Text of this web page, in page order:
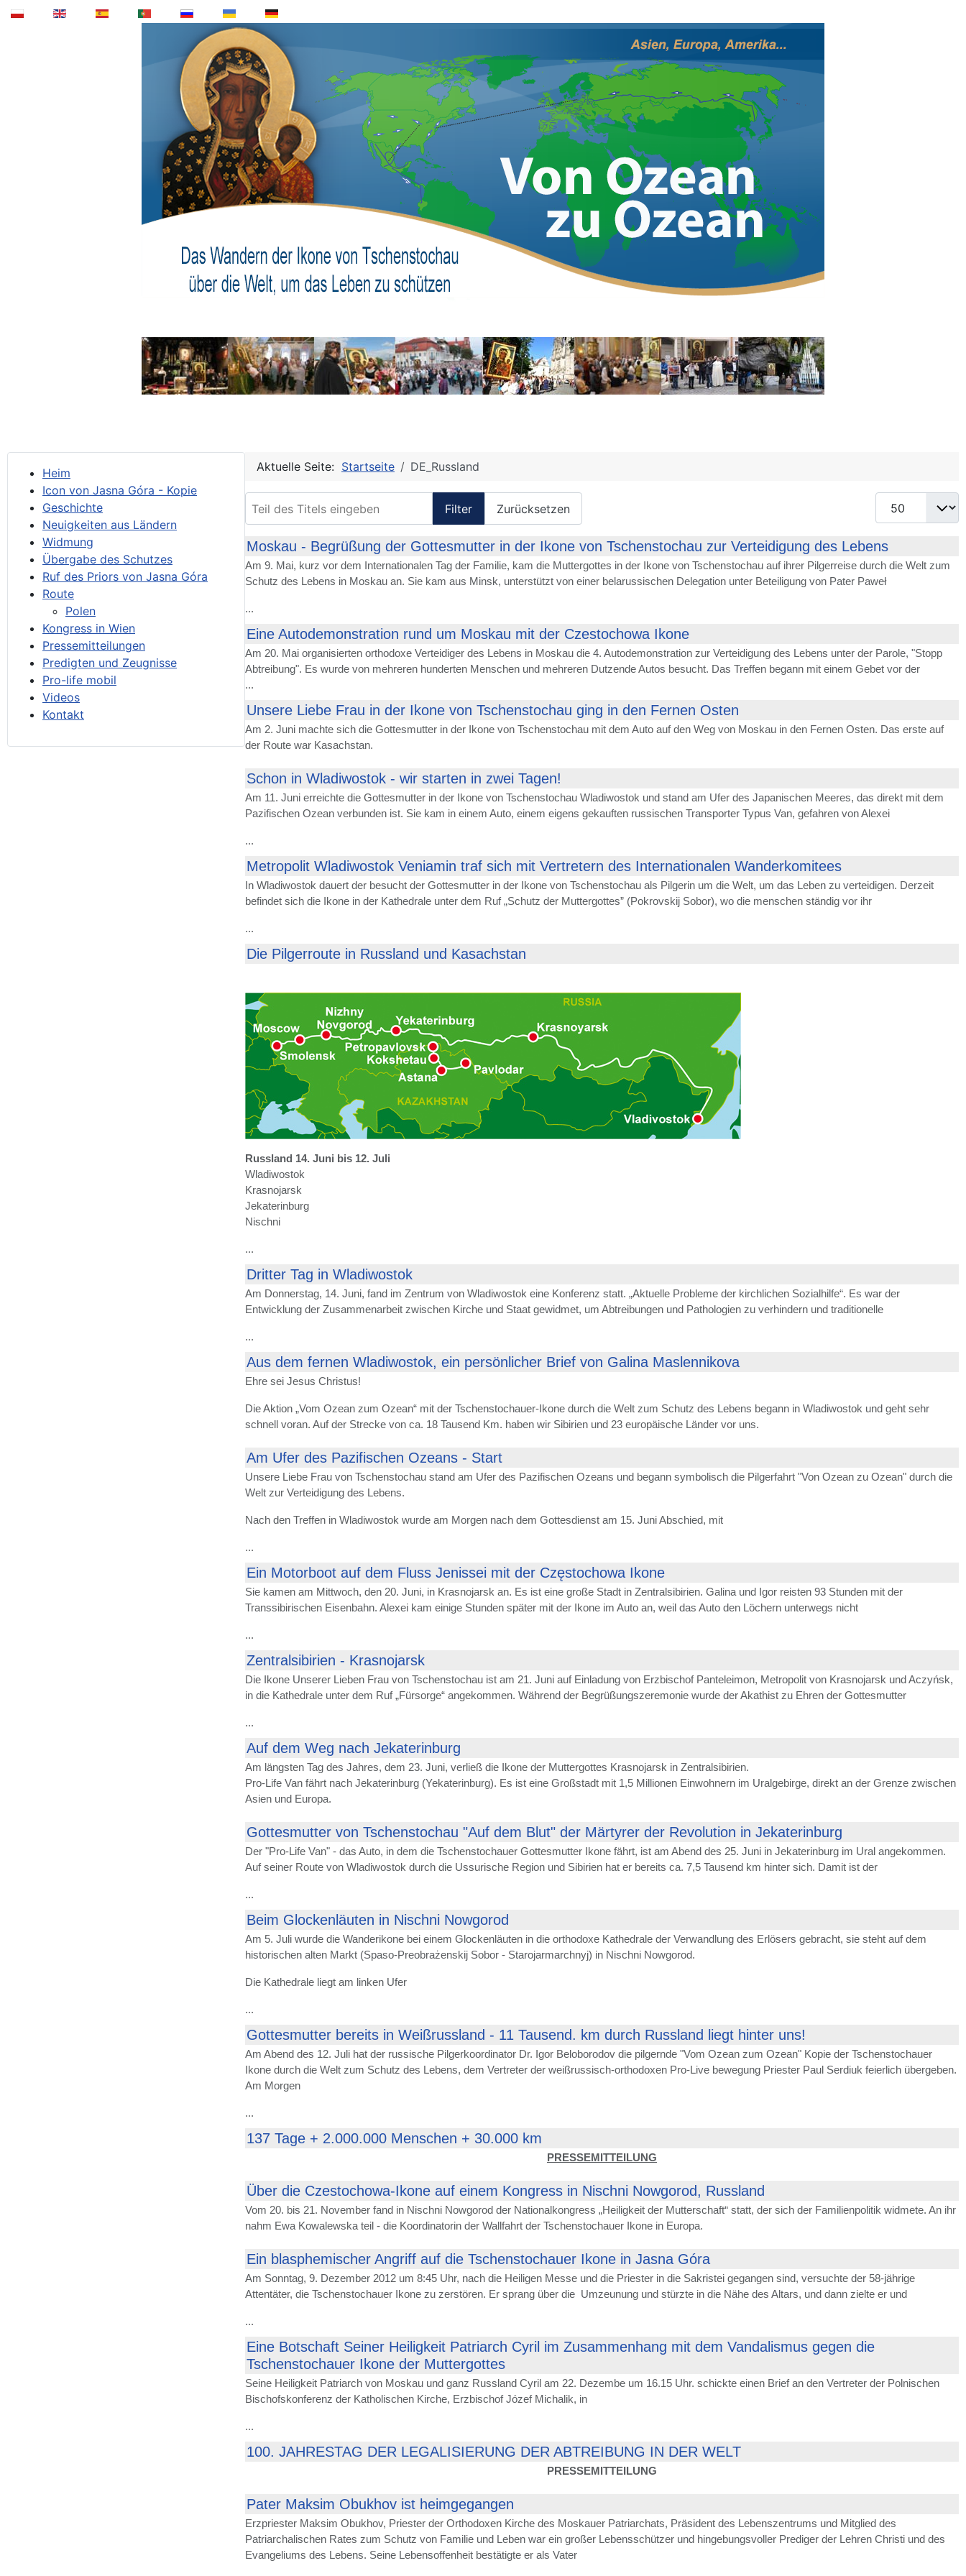
Heim
Icon von Jasna Góra - Kopie
Geschichte
Neuigkeiten aus Ländern
Widmung
Übergabe des Schutzes
Ruf des Priors von Jasna Góra
Route
Polen
Kongress in Wien
Pressemitteilungen
Predigten und Zeugnisse
Pro-life mobil
Videos
Kontakt
Aktuelle Seite: Startseite DE_Russland
Filter Zurücksetzen
Anzeige #
Moskau - Begrüßung der Gottesmutter in der Ikone von Tschenstochau zur Verteidigung des Lebens
Am 9. Mai, kurz vor dem Internationalen Tag der Familie, kam die Muttergottes in der Ikone von Tschenstochau auf ihrer Pilgerreise durch die Welt zum
Schutz des Lebens in Moskau an. Sie kam aus Minsk, unterstützt von einer belarussischen Delegation unter Beteiligung von Pater Paweł
...
Eine Autodemonstration rund um Moskau mit der Czestochowa Ikone
Am 20. Mai organisierten orthodoxe Verteidiger des Lebens in Moskau die 4. Autodemonstration zur Verteidigung des Lebens unter der Parole, "Stopp
Abtreibung". Es wurde von mehreren hunderten Menschen und mehreren Dutzende Autos besucht. Das Treffen begann mit einem Gebet vor der
...
Unsere Liebe Frau in der Ikone von Tschenstochau ging in den Fernen Osten
Am 2. Juni machte sich die Gottesmutter in der Ikone von Tschenstochau mit dem Auto auf den Weg von Moskau in den Fernen Osten. Das erste auf
der Route war Kasachstan.
Schon in Wladiwostok - wir starten in zwei Tagen!
Am 11. Juni erreichte die Gottesmutter in der Ikone von Tschenstochau Wladiwostok und stand am Ufer des Japanischen Meeres, das direkt mit dem
Pazifischen Ozean verbunden ist. Sie kam in einem Auto, einem eigens gekauften russischen Transporter Typus Van, gefahren von Alexei
...
Metropolit Wladiwostok Veniamin traf sich mit Vertretern des Internationalen Wanderkomitees
In Wladiwostok dauert der besucht der Gottesmutter in der Ikone von Tschenstochau als Pilgerin um die Welt, um das Leben zu verteidigen. Derzeit
befindet sich die Ikone in der Kathedrale unter dem Ruf „Schutz der Muttergottes” (Pokrovskij Sobor), wo die menschen ständig vor ihr
...
Die Pilgerroute in Russland und Kasachstan
Russland 14. Juni bis 12. Juli
Wladiwostok
Krasnojarsk
Jekaterinburg
Nischni
...
Dritter Tag in Wladiwostok
Am Donnerstag, 14. Juni, fand im Zentrum von Wladiwostok eine Konferenz statt. „Aktuelle Probleme der kirchlichen Sozialhilfe“. Es war der
Entwicklung der Zusammenarbeit zwischen Kirche und Staat gewidmet, um Abtreibungen und Pathologien zu verhindern und traditionelle
...
Aus dem fernen Wladiwostok, ein persönlicher Brief von Galina Maslennikova
Ehre sei Jesus Christus!
Die Aktion „Vom Ozean zum Ozean“ mit der Tschenstochauer-Ikone durch die Welt zum Schutz des Lebens begann in Wladiwostok und geht sehr
schnell voran. Auf der Strecke von ca. 18 Tausend Km. haben wir Sibirien und 23 europäische Länder vor uns.
Am Ufer des Pazifischen Ozeans - Start
Unsere Liebe Frau von Tschenstochau stand am Ufer des Pazifischen Ozeans und begann symbolisch die Pilgerfahrt "Von Ozean zu Ozean" durch die
Welt zur Verteidigung des Lebens.
Nach den Treffen in Wladiwostok wurde am Morgen nach dem Gottesdienst am 15. Juni Abschied, mit
...
Ein Motorboot auf dem Fluss Jenissei mit der Częstochowa Ikone
Sie kamen am Mittwoch, den 20. Juni, in Krasnojarsk an. Es ist eine große Stadt in Zentralsibirien. Galina und Igor reisten 93 Stunden mit der
Transsibirischen Eisenbahn. Alexei kam einige Stunden später mit der Ikone im Auto an, weil das Auto den Löchern unterwegs nicht
...
Zentralsibirien - Krasnojarsk
Die Ikone Unserer Lieben Frau von Tschenstochau ist am 21. Juni auf Einladung von Erzbischof Panteleimon, Metropolit von Krasnojarsk und Aczyńsk,
in die Kathedrale unter dem Ruf „Fürsorge“ angekommen. Während der Begrüßungszeremonie wurde der Akathist zu Ehren der Gottesmutter
...
Auf dem Weg nach Jekaterinburg
Am längsten Tag des Jahres, dem 23. Juni, verließ die Ikone der Muttergottes Krasnojarsk in Zentralsibirien.
Pro-Life Van fährt nach Jekaterinburg (Yekaterinburg). Es ist eine Großstadt mit 1,5 Millionen Einwohnern im Uralgebirge, direkt an der Grenze zwischen
Asien und Europa.
Gottesmutter von Tschenstochau "Auf dem Blut" der Märtyrer der Revolution in Jekaterinburg
Der "Pro-Life Van" - das Auto, in dem die Tschenstochauer Gottesmutter Ikone fährt, ist am Abend des 25. Juni in Jekaterinburg im Ural angekommen.
Auf seiner Route von Wladiwostok durch die Ussurische Region und Sibirien hat er bereits ca. 7,5 Tausend km hinter sich. Damit ist der
...
Beim Glockenläuten in Nischni Nowgorod
Am 5. Juli wurde die Wanderikone bei einem Glockenläuten in die orthodoxe Kathedrale der Verwandlung des Erlösers gebracht, sie steht auf dem
historischen alten Markt (Spaso-Preobrażenskij Sobor - Starojarmarchnyj) in Nischni Nowgorod.
Die Kathedrale liegt am linken Ufer
...
Gottesmutter bereits in Weißrussland - 11 Tausend. km durch Russland liegt hinter uns!
Am Abend des 12. Juli hat der russische Pilgerkoordinator Dr. Igor Beloborodov die pilgernde "Vom Ozean zum Ozean" Kopie der Tschenstochauer
Ikone durch die Welt zum Schutz des Lebens, dem Vertreter der weißrussisch-orthodoxen Pro-Live bewegung Priester Paul Serdiuk feierlich übergeben.
Am Morgen
...
137 Tage + 2.000.000 Menschen + 30.000 km
PRESSEMITTEILUNG
Über die Czestochowa-Ikone auf einem Kongress in Nischni Nowgorod, Russland
Vom 20. bis 21. November fand in Nischni Nowgorod der Nationalkongress „Heiligkeit der Mutterschaft“ statt, der sich der Familienpolitik widmete. An ihr
nahm Ewa Kowalewska teil - die Koordinatorin der Wallfahrt der Tschenstochauer Ikone in Europa.
Ein blasphemischer Angriff auf die Tschenstochauer Ikone in Jasna Góra
Am Sonntag, 9. Dezember 2012 um 8:45 Uhr, nach die Heiligen Messe und die Priester in die Sakristei gegangen sind, versuchte der 58-jährige
Attentäter, die Tschenstochauer Ikone zu zerstören. Er sprang über die Umzeunung und stürzte in die Nähe des Altars, und dann zielte er und
...
Eine Botschaft Seiner Heiligkeit Patriarch Cyril im Zusammenhang mit dem Vandalismus gegen die
Tschenstochauer Ikone der Muttergottes
Seine Heiligkeit Patriarch von Moskau und ganz Russland Cyril am 22. Dezembe um 16.15 Uhr. schickte einen Brief an den Vertreter der Polnischen
Bischofskonferenz der Katholischen Kirche, Erzbischof Józef Michalik, in
...
100. JAHRESTAG DER LEGALISIERUNG DER ABTREIBUNG IN DER WELT
PRESSEMITTEILUNG
Pater Maksim Obukhov ist heimgegangen
Erzpriester Maksim Obukhov, Priester der Orthodoxen Kirche des Moskauer Patriarchats, Präsident des Lebenszentrums und Mitglied des
Patriarchalischen Rates zum Schutz von Familie und Leben war ein großer Lebensschützer und hingebungsvoller Prediger der Lehren Christi und des
Evangeliums des Lebens. Seine Lebensoffenheit bestätigte er als Vater